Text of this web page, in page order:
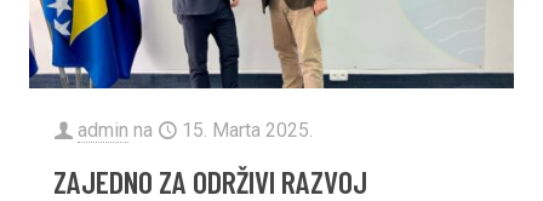
admin na 15. Marta 2025.
ZAJEDNO ZA ODRŽIVI RAZVOJ